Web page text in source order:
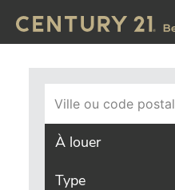
Ville ou code postal
À louer
Type